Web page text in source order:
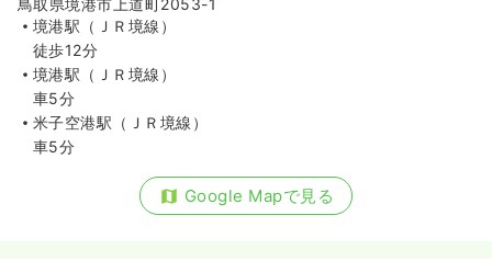
鳥取県境港市上道町2053-1
境港駅（ＪＲ境線）
徒歩12分
境港駅（ＪＲ境線）
車5分
米子空港駅（ＪＲ境線）
車5分
Google Mapで見る